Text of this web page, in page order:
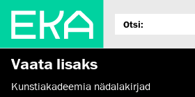
Vaata lisaks
Kunstiakadeemia nädalakirjad